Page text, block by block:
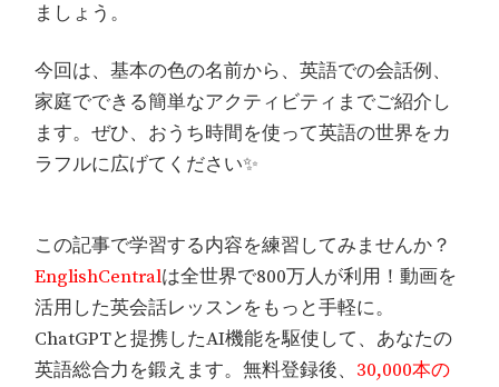
ましょう。
今回は、基本の色の名前から、英語での会話例、
家庭でできる簡単なアクティビティまでご紹介し
ます。ぜひ、おうち時間を使って英語の世界をカ
ラフルに広げてください✨
この記事で学習する内容を練習してみませんか？
EnglishCentralは全世界で800万人が利用！動画を
活用した英会話レッスンをもっと手軽に。
ChatGPTと提携したAI機能を駆使して、あなたの
英語総合力を鍛えます。無料登録後、 30,000本の